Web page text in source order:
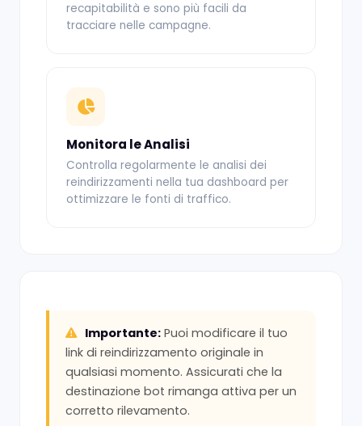
recapitabilità e sono più facili da
tracciare nelle campagne.
Monitora le Analisi
Controlla regolarmente le analisi dei
reindirizzamenti nella tua dashboard per
ottimizzare le fonti di traffico.
Importante: Puoi modificare il tuo
link di reindirizzamento originale in
qualsiasi momento. Assicurati che la
destinazione bot rimanga attiva per un
corretto rilevamento.